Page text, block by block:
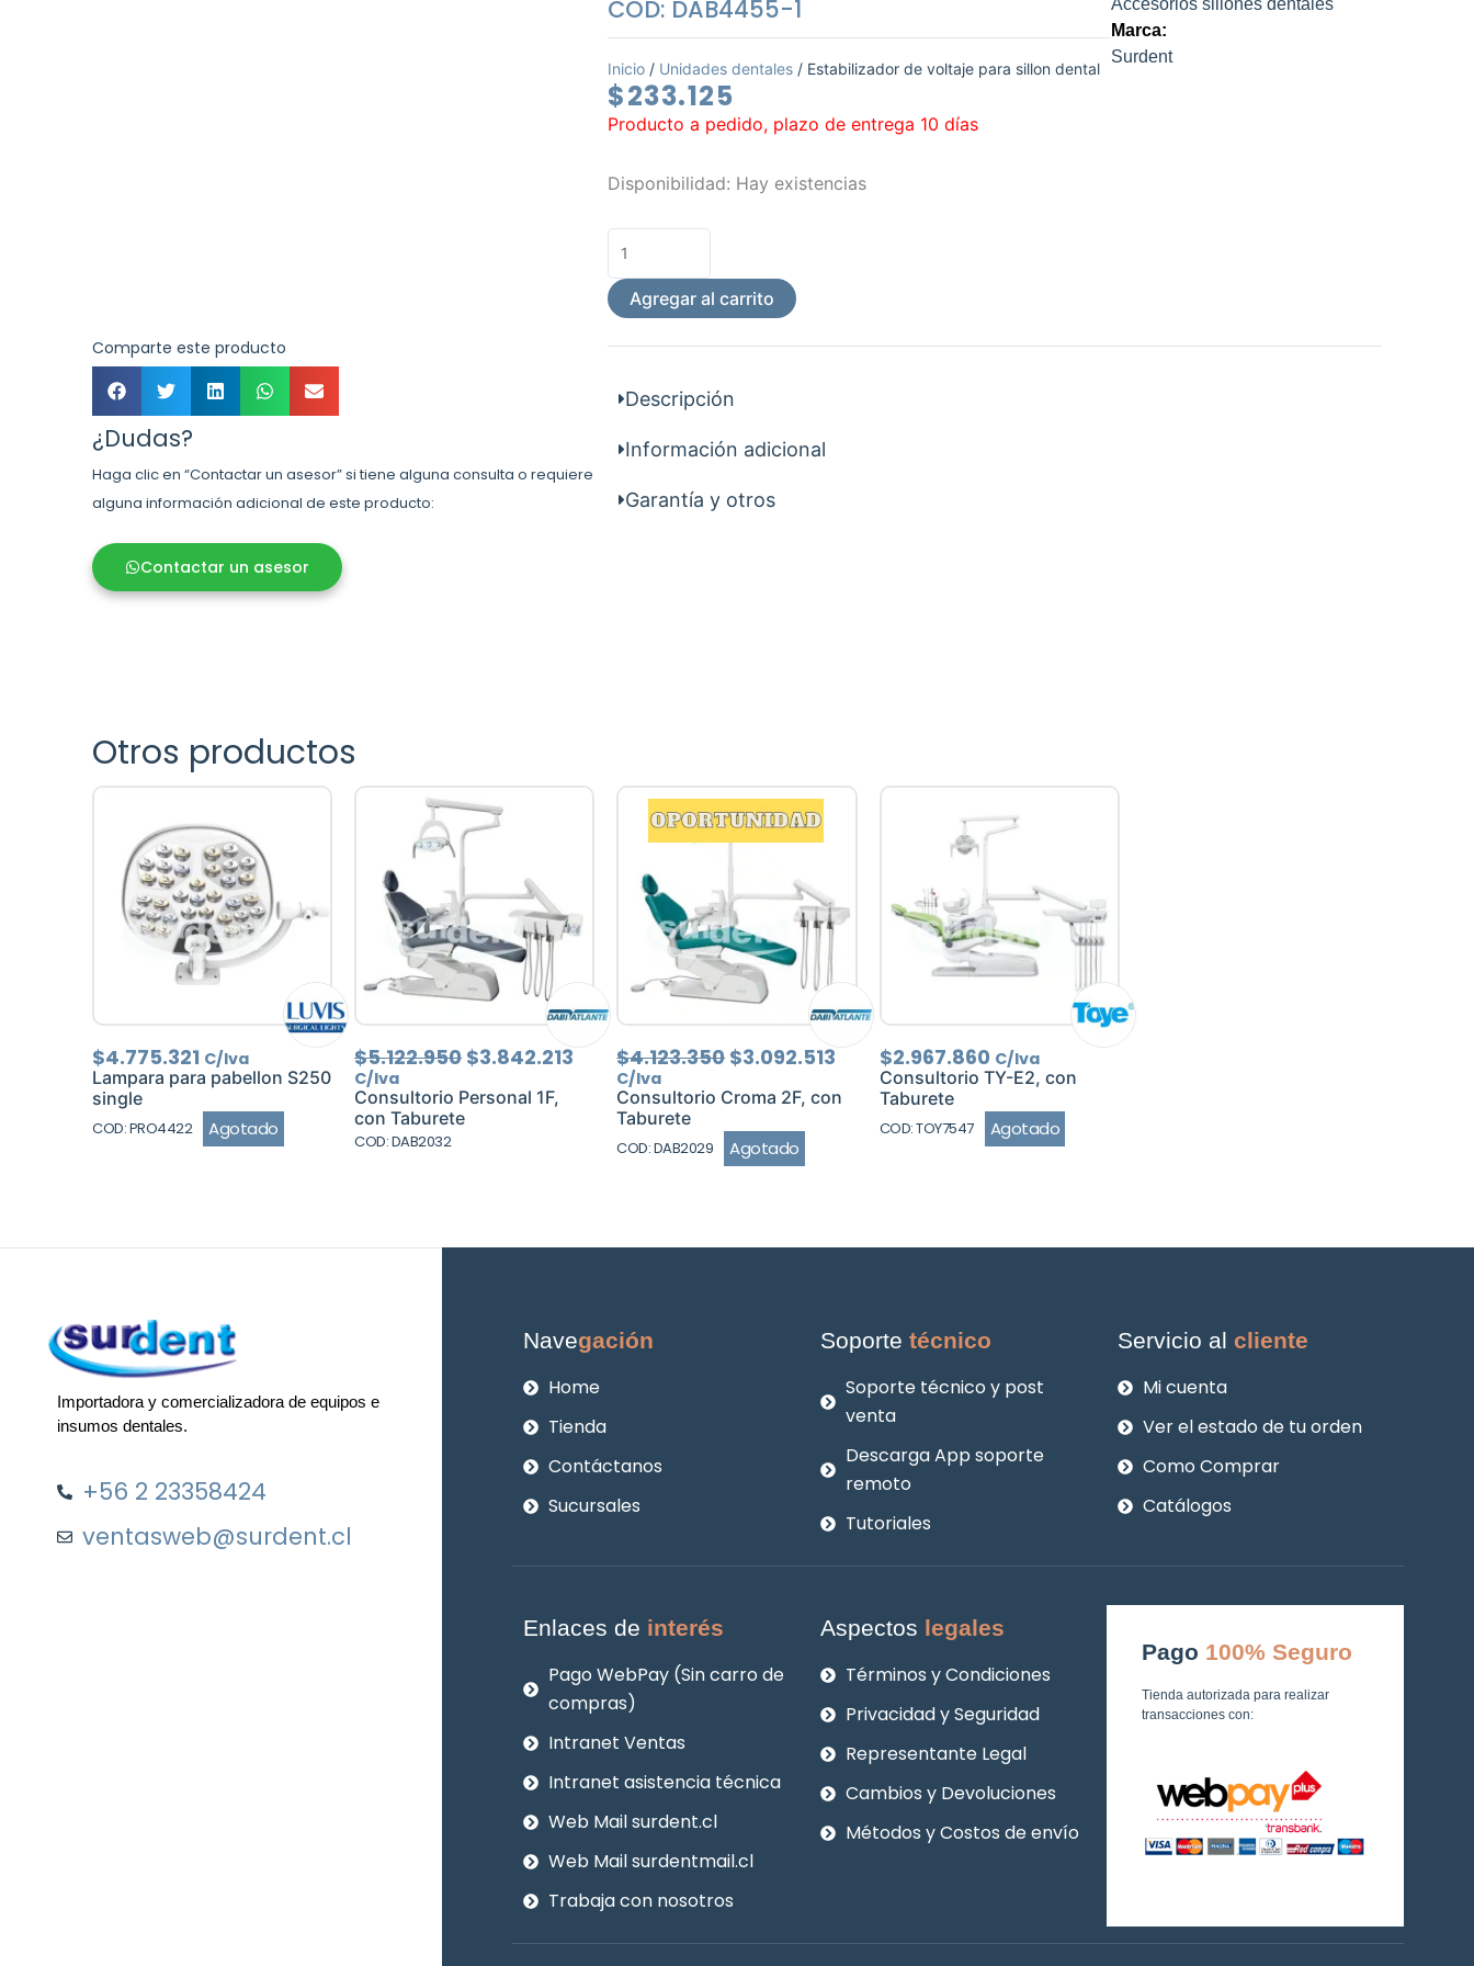
Comparte este producto
¿Dudas?
Haga clic en “Contactar un asesor” si tiene alguna consulta o requiere
alguna información adicional de este producto:
Contactar un asesor
COD: DAB4455-1
Inicio / Unidades dentales / Estabilizador de voltaje para sillon dental
$233.125
Producto a pedido, plazo de entrega 10 días
Disponibilidad: Hay existencias
Estabilizador
voltaje
sillon
dental
cantidad
Agregar al carrito
Accesorios sillones dentales
Marca:
Surdent
Descripción
Información adicional
Garantía y otros
Otros productos
$4.775.321 C/Iva
Lampara para pabellon S250
single
COD: PRO4422 Agotado
$5.122.950El
precio
original
$3.842.213El
precio
actual
$3.842.213.
C/Iva
Consultorio Personal 1F,
con Taburete
COD: DAB2032
$4.123.350El
precio
original
$4.123.350.
$3.092.513 El
precio
actual
$3.092.513.
C/Iva
Consultorio Croma 2F, con
Taburete
COD: DAB2029 Agotado
$2.967.860 C/Iva
Consultorio TY-E2, con
Taburete
COD: TOY7547 Agotado
Importadora y comercializadora de equipos e
insumos dentales.
+56 2 23358424
ventasweb@surdent.cl
Navegación
Home
Tienda
Contáctanos
Sucursales
Soportetécnico
Soporte técnico y post
venta
Descarga App soporte
remoto
Tutoriales
Servicio alcliente
Mi cuenta
Ver el estado de tu orden
Como Comprar
Catálogos
Enlaces de interés
Pago WebPay (Sin carro de
compras)
Intranet Ventas
Intranet asistencia técnica
Web Mail surdent.cl
Web Mail surdentmail.cl
Trabaja con nosotros
Aspectos legales
Términos y Condiciones
Privacidad y Seguridad
Representante Legal
Cambios y Devoluciones
Métodos y Costos de envío
Pago 100% Seguro
Tienda autorizada para realizar
transacciones con: